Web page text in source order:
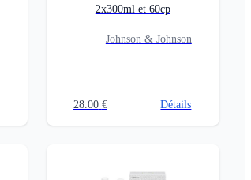
2x300ml et 60cp
Johnson & Johnson
28.00 € Détails